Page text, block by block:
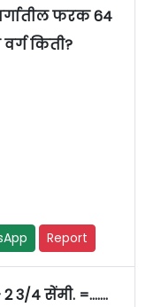
फरक 64
किती?
Report
2 3/4 सेंमी. =…….